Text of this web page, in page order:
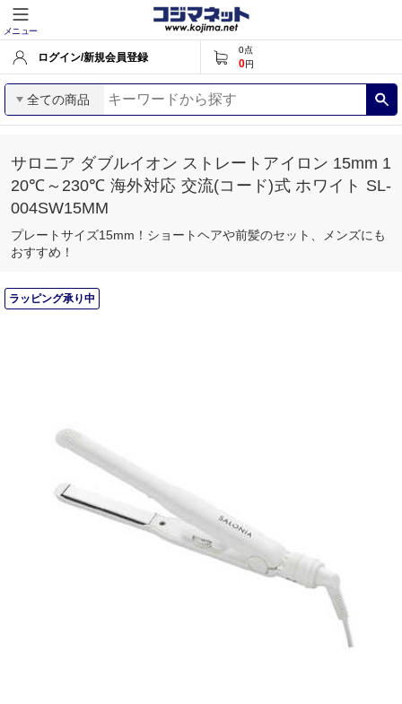
メニュー
ログイン/新規会員登録
0点
0円
全ての商品
サロニア ダブルイオン ストレートアイロン 15mm 1
20℃～230℃ 海外対応 交流(コード)式 ホワイト SL-
004SW15MM
プレートサイズ15mm！ショートヘアや前髪のセット、メンズにも
おすすめ！
ラッピング承り中